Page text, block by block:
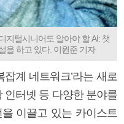
지털시니어도 알아야 할 AI: 챗
을 하고 있다. 이원준 기자
계 네트워크’라는 새로
인터넷 등 다양한 분야를
이끌고 있는 카이스트